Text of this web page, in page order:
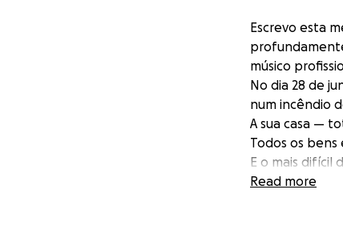
Escrevo esta
músico
No dia 28 de
num incêndio
A sua casa —
Todos os bens
E o mais difícil
décadas como
exemplar. É
Read more